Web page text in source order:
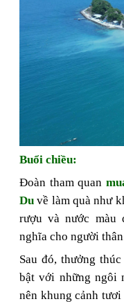
Buổi chiều:
Đoàn tham quan
Duvề làm quà như
rượu và nước màu
nghĩa cho người thân
Sau đó, thưởng
bật với những ngôi
nên khung cảnh